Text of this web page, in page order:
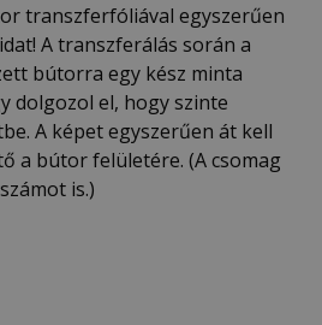
transzferfóliával egyszerűen
A transzferálás során a
bútorra egy kész minta
dolgozol el, hogy szinte
A képet egyszerűen át kell
a bútor felületére. (A csomag
is.)